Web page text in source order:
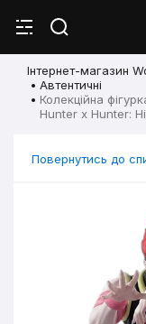
Інтернет-магазин
Автентичні
Колекційна
Hunter x Hunter:
Повернутись до